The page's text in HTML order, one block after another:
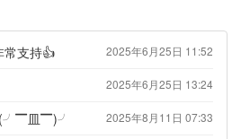
常支持👍 2025年6月25日 11:52
2025年6月25日 13:24
(╯▔皿▔)╯ 2025年8月11日 07:33